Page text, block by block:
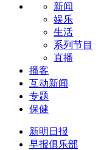
新闻
娱乐
生活
系列节目
直播
播客
互动新闻
专题
保健
新明日报
早报俱乐部